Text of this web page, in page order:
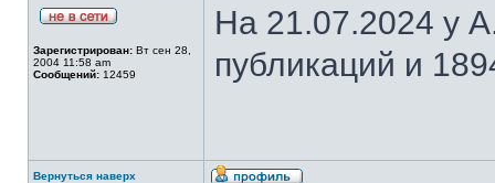
Зарегистрирован: Вт сен 28,
2004 11:58 am
Сообщений: 12459
На 21.07.2024 у
публикаций и
Вернуться наверх